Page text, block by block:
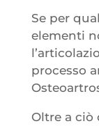
Se per
elementi
processo
Oltre a